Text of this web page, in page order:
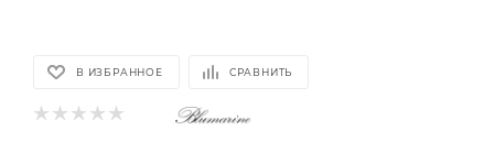
В ИЗБРАННОЕ СРАВНИТЬ